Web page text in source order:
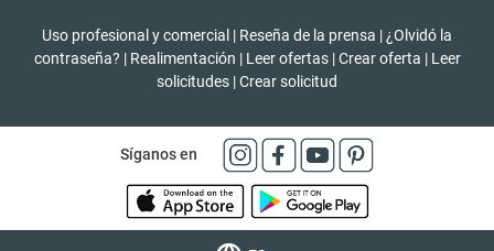
Uso profesional y comercial | Reseña de la prensa | ¿Olvidó la
contraseña? | Realimentación | Leer ofertas | Crear oferta | Leer
solicitudes |Crear solicitud
Síganos en